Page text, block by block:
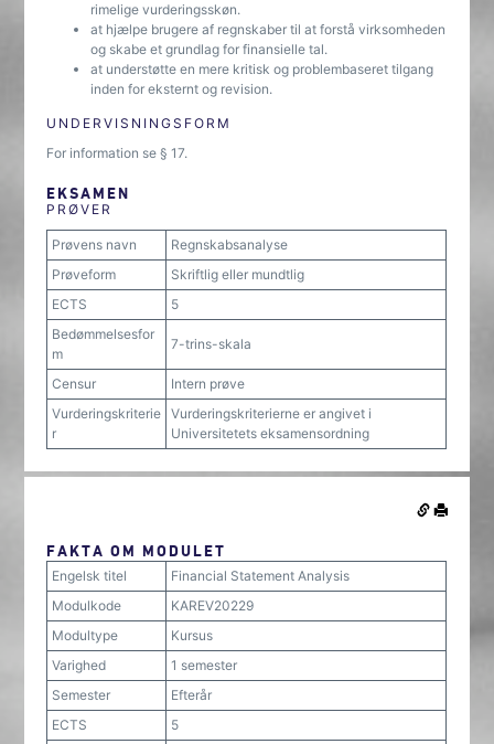
rimelige vurderingsskøn.
at hjælpe brugere af regnskaber til at forstå virksomheden
og skabe et grundlag for finansielle tal.
at understøtte en mere kritisk og problembaseret tilgang
inden for eksternt og revision.
UNDERVISNINGSFORM
For information se § 17.
EKSAMEN
PRØVER
Prøvens navn
Regnskabsanalyse
Prøveform
Skriftlig eller mundtlig
ECTS
5
Bedømmelsesfor
m
7-trins-skala
Censur
Intern prøve
Vurderingskriterie
r
Vurderingskriterierne er angivet i
Universitetets eksamensordning
FAKTA OM MODULET
Engelsk titel
Financial Statement Analysis
Modulkode
KAREV20229
Modultype
Kursus
Varighed
1 semester
Semester
Efterår
ECTS
5